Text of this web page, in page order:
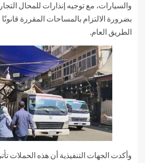
والسيارات، مع توجيه إنذارات للمحال
بضرورة الالتزام بالمساحات المقررة
الطريق العام.
وأكدت الجهات التنفيذية أن هذه الحملات